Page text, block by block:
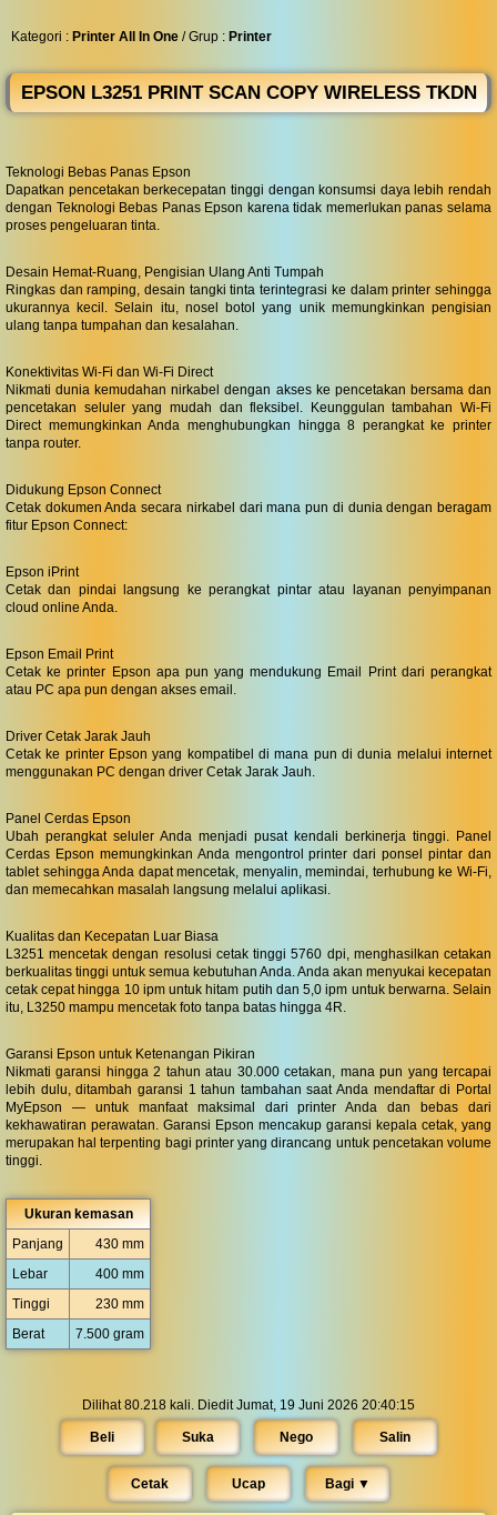
Kategori : Printer All In One / Grup : Printer
EPSON L3251 PRINT SCAN COPY WIRELESS TKDN
Teknologi Bebas Panas Epson
Dapatkan pencetakan berkecepatan tinggi dengan konsumsi daya lebih rendah
dengan Teknologi Bebas Panas Epson karena tidak memerlukan panas selama
proses pengeluaran tinta.
Desain Hemat-Ruang, Pengisian Ulang Anti Tumpah
Ringkas dan ramping, desain tangki tinta terintegrasi ke dalam printer sehingga
ukurannya kecil. Selain itu, nosel botol yang unik memungkinkan pengisian
ulang tanpa tumpahan dan kesalahan.
Konektivitas Wi-Fi dan Wi-Fi Direct
Nikmati dunia kemudahan nirkabel dengan akses ke pencetakan bersama dan
pencetakan seluler yang mudah dan fleksibel. Keunggulan tambahan Wi-Fi
Direct memungkinkan Anda menghubungkan hingga 8 perangkat ke printer
tanpa router.
Didukung Epson Connect
Cetak dokumen Anda secara nirkabel dari mana pun di dunia dengan beragam
fitur Epson Connect:
Epson iPrint
Cetak dan pindai langsung ke perangkat pintar atau layanan penyimpanan
cloud online Anda.
Epson Email Print
Cetak ke printer Epson apa pun yang mendukung Email Print dari perangkat
atau PC apa pun dengan akses email.
Driver Cetak Jarak Jauh
Cetak ke printer Epson yang kompatibel di mana pun di dunia melalui internet
menggunakan PC dengan driver Cetak Jarak Jauh.
Panel Cerdas Epson
Ubah perangkat seluler Anda menjadi pusat kendali berkinerja tinggi. Panel
Cerdas Epson memungkinkan Anda mengontrol printer dari ponsel pintar dan
tablet sehingga Anda dapat mencetak, menyalin, memindai, terhubung ke Wi-Fi,
dan memecahkan masalah langsung melalui aplikasi.
Kualitas dan Kecepatan Luar Biasa
L3251 mencetak dengan resolusi cetak tinggi 5760 dpi, menghasilkan cetakan
berkualitas tinggi untuk semua kebutuhan Anda. Anda akan menyukai kecepatan
cetak cepat hingga 10 ipm untuk hitam putih dan 5,0 ipm untuk berwarna. Selain
itu, L3250 mampu mencetak foto tanpa batas hingga 4R.
Garansi Epson untuk Ketenangan Pikiran
Nikmati garansi hingga 2 tahun atau 30.000 cetakan, mana pun yang tercapai
lebih dulu, ditambah garansi 1 tahun tambahan saat Anda mendaftar di Portal
MyEpson — untuk manfaat maksimal dari printer Anda dan bebas dari
kekhawatiran perawatan. Garansi Epson mencakup garansi kepala cetak, yang
merupakan hal terpenting bagi printer yang dirancang untuk pencetakan volume
tinggi.
Ukuran kemasan
Panjang
430 mm
Lebar
400 mm
Tinggi
230 mm
Berat
7.500 gram
Dilihat 80.218 kali. Diedit Jumat, 19 Juni 2026 20:40:15
Beli Suka Nego Salin
Cetak Ucap Bagi ▼︎